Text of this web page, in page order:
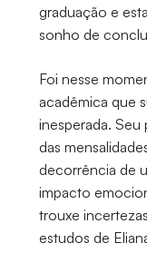
graduação e
sonho de
Foi nesse
acadêmica que
inesperada. Seu
das
decorrência de
impacto
trouxe
estudos de